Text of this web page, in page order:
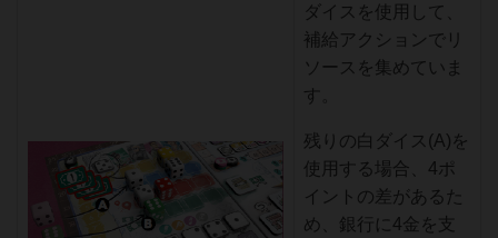
ダイスを使用して、
補給アクションでリ
ソースを集めていま
す。
残りの白ダイス(A)を
使用する場合、4ポ
イントの差があるた
め、銀行に4金を支